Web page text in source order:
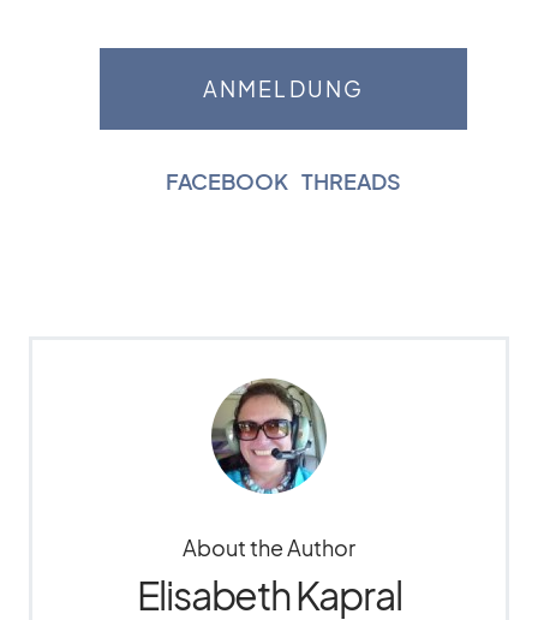
FACEBOOK THREADS
About the Author
Elisabeth Kapral